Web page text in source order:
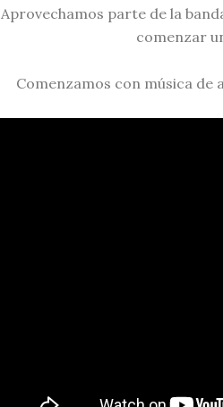
Aprovechamos parte de la
comenzar
Comenzamos con música de